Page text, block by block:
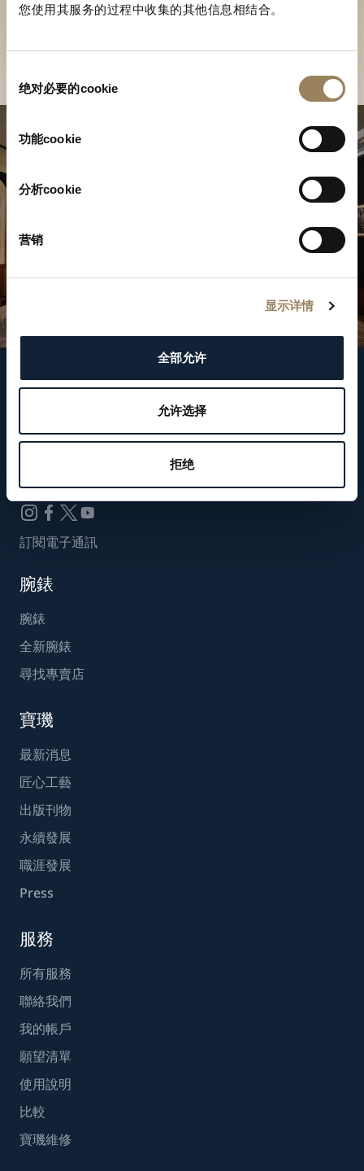
您使用其服务的过程中收集的其他信息相结合。
绝对必要的cookie
功能cookie
分析cookie
营销
显示详情
全部允许
允许选择
拒绝
於專賣店探索品牌系列作品
尋找專賣店
關注我們
WeChat ID
Breguet_China
訂閱電子通訊
腕錶
腕錶
全新腕錶
尋找專賣店
寶璣
最新消息
匠心工藝
出版刊物
永續發展
職涯發展
Press
服務
所有服務
聯絡我們
我的帳戶
願望清單
使用說明
比較
寶璣維修